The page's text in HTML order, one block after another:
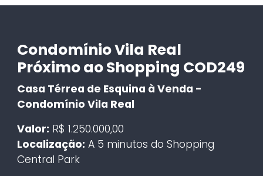
Condomínio Vila Real
Próximo ao Shopping COD249
Casa Térrea de Esquina à Venda -
Condomínio Vila Real
Valor: R$ 1.250.000,00
Localização: A 5 minutos do Shopping
Central Park